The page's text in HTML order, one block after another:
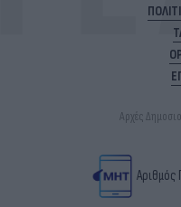
Αρχές
Αριθμός